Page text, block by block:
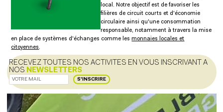
local. Notre objectif est de favoriser les
filières de circuit courts et d'économie
circulaire ainsi qu'une consommation
responsable, notamment à travers la mise
en place de systèmes d'échanges comme lesmonnaies locales et
citoyennes.
RECEVEZ TOUTES NOS ACTIVITES EN VOUS INSCRIVANT A
NOS NEWSLETTERS
S'INSCRIRE